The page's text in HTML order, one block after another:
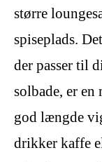
større
spiseplads.
der passer til
solbade, er
god længde
drikker kaffe